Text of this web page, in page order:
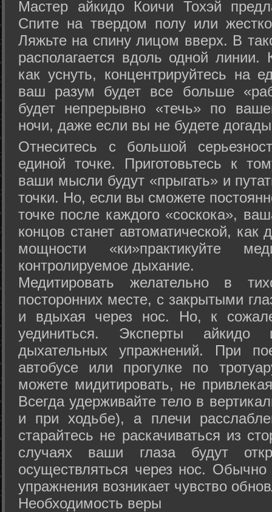
Мастер айкидо Коичи Тохэй
Спите на твердом полу или
Ляжьте на спину лицом вверх. В
располагается вдоль одной
как уснуть, концентрируйтесь на
ваш разум будет все больше
будет непрерывно «течь» по
ночи, даже если вы не будете
Отнеситесь с большой
единой точке. Приготовьтесь к
ваши мысли будут «прыгать» и
точки. Но, если вы сможете
точке после каждого «соскока»,
концов станет автоматической,
мощности «ки»практикуйте
контролируемое дыхание.
Медитировать желательно в
посторонних месте, с закрытыми
и вдыхая через нос. Но, к
уединиться. Эксперты айкидо
дыхательных упражнений. При
автобусе или прогулке по
можете мидитировать, не
Всегда удерживайте тело в
и при ходьбе), а плечи
старайтесь не раскачиваться из
случаях ваши глаза будут
осуществляться через нос. Обычно
упражнения возникает чувство
Необходимость веры